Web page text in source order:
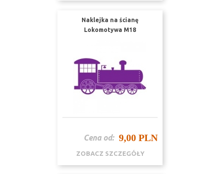
Naklejka na ścianę
Lokomotywa M18
Cena od: 9,00 PLN
ZOBACZ SZCZEGÓŁY